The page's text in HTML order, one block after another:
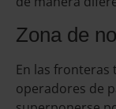
Zona de
En las
operadores de